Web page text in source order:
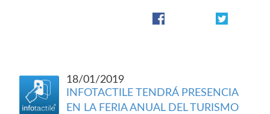
18/01/2019
INFOTACTILE TENDRÁ PRESENCIA
EN LA FERIA ANUAL DEL TURISMO